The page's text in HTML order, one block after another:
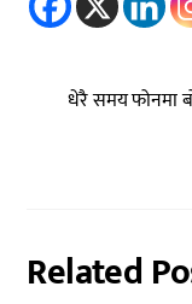
धेरै समय फोनमा
Related